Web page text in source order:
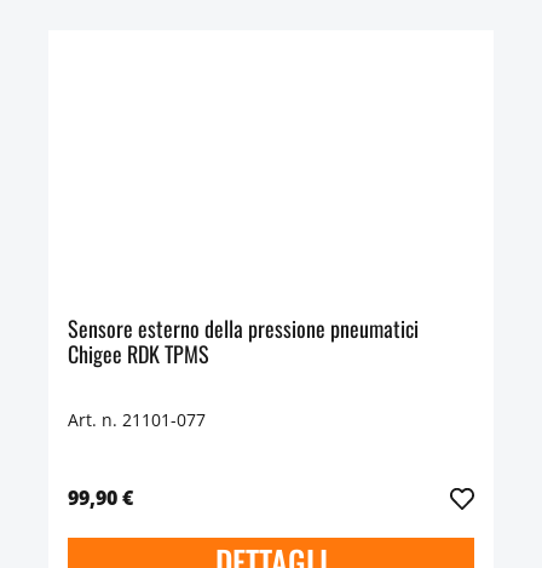
Sensore esterno della pressione pneumatici
Chigee RDK TPMS
Art. n. 21101-077
99,90 €